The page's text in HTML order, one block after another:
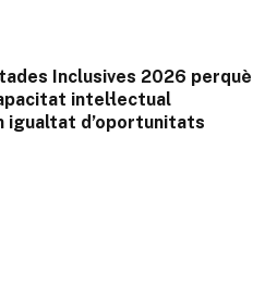
Inclusives 2026 perquè
intel·lectual
igualtat d’oportunitats